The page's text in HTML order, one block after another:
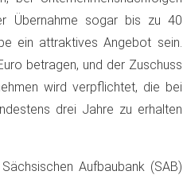
Übernahme sogar bis zu 40
ein attraktives Angebot sein.
betragen, und der Zuschuss
wird verpflichtet, die bei
drei Jahre zu erhalten
Aufbaubank (SAB)